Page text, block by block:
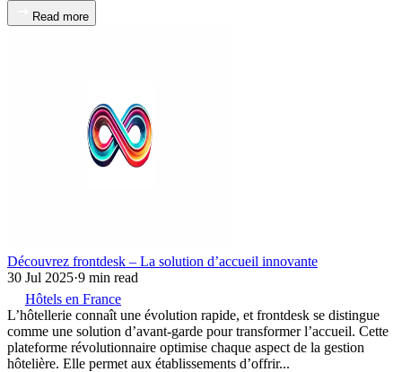
Read more
Découvrez frontdesk – La solution d’accueil innovante
30 Jul 2025·9 min read
Hôtels en France
L’hôtellerie connaît une évolution rapide, et frontdesk se distingue
comme une solution d’avant-garde pour transformer l’accueil. Cette
plateforme révolutionnaire optimise chaque aspect de la gestion
hôtelière. Elle permet aux établissements d’offrir...